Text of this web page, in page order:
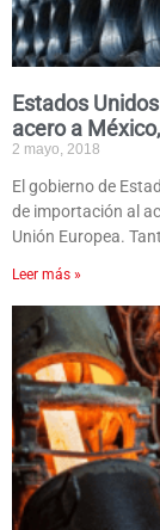
Estados
acero a
2 mayo, 2018
El gobierno de
de importación al
Unión Europea.
Leer más »